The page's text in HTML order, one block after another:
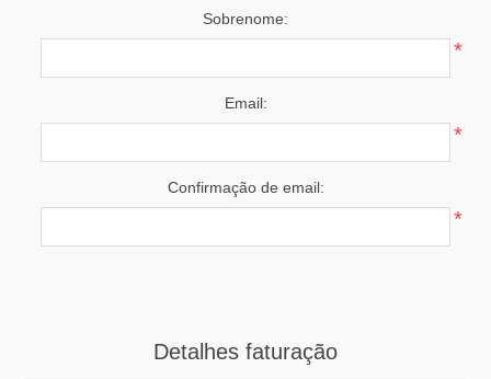
Sobrenome:
*
Email:
*
Confirmação de email:
*
Detalhes faturação